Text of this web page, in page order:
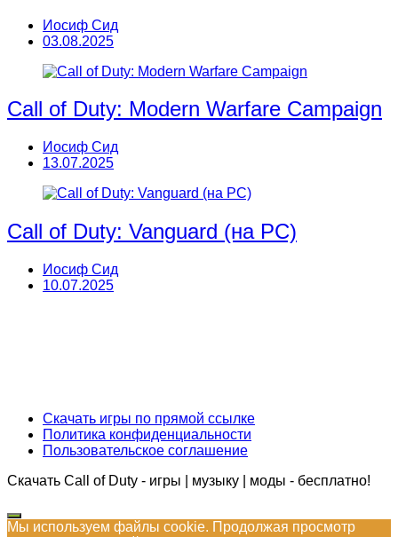
Иосиф Сид
03.08.2025
Call of Duty: Modern Warfare Campaign
Иосиф Сид
13.07.2025
Call of Duty: Vanguard (на PC)
Иосиф Сид
10.07.2025
Скачать игры по прямой ссылке
Политика конфиденциальности
Пользовательское соглашение
Скачать Call of Duty - игры | музыку | моды - бесплатно!
Мы используем файлы cookie. Продолжая просмотр